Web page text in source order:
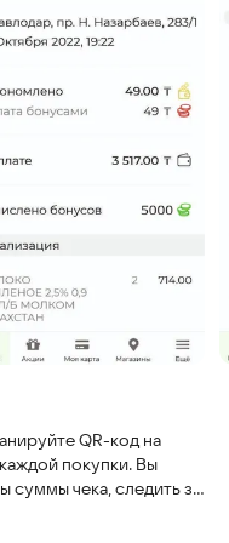
QR-код на
покупки. Вы
суммы чека, следить за
безопасно и